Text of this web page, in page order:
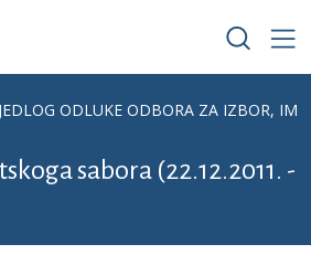
ODLUKE ODBORA ZA IZBOR,
sabora (22.12.2011. -